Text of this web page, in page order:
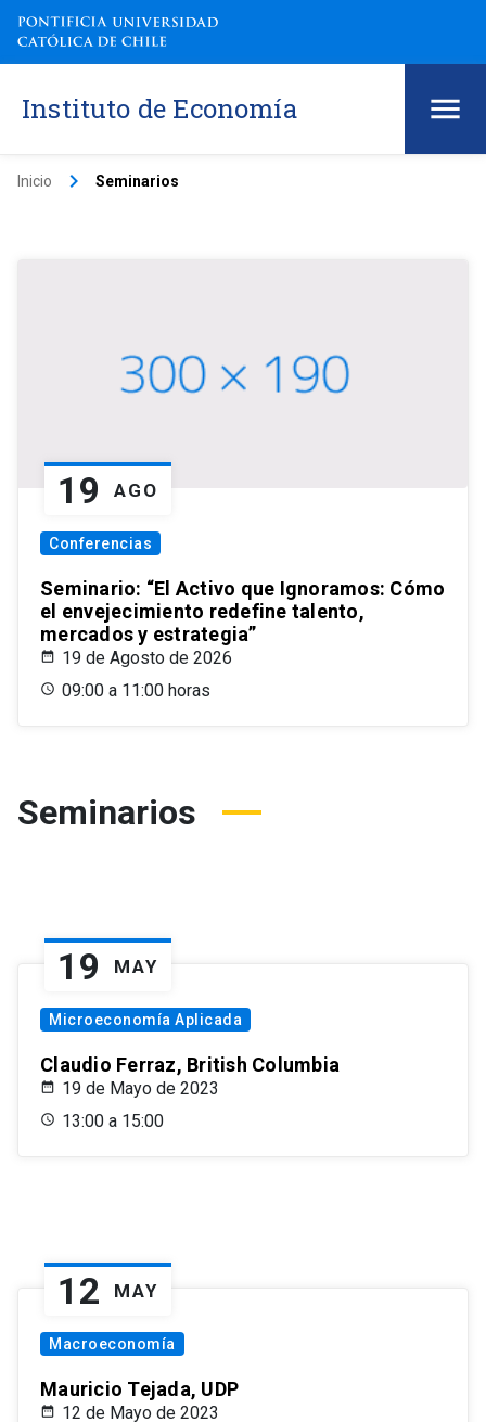
Instituto de Economía
Inicio keyboard_arrow_right Seminarios
19 AGO
Conferencias
Seminario: “El Activo que Ignoramos: Cómo
el envejecimiento redefine talento,
mercados y estrategia”
19 de Agosto de 2026
09:00 a 11:00 horas
Seminarios
19 MAY
Microeconomía Aplicada
Claudio Ferraz, British Columbia
19 de Mayo de 2023
13:00 a 15:00
12 MAY
Macroeconomía
Mauricio Tejada, UDP
12 de Mayo de 2023